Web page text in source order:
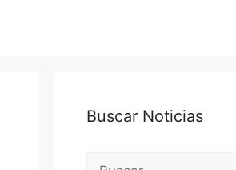
Buscar Noticias
Buscar: